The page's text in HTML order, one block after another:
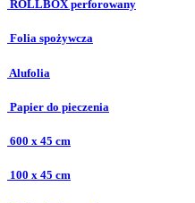
ROLLBOX perforowany
Folia spożywcza
Alufolia
Papier do pieczenia
600 x 45 cm
100 x 45 cm